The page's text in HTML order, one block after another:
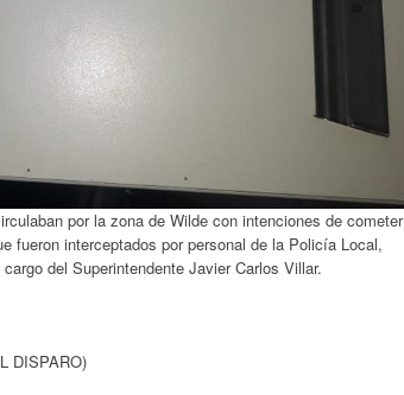
por la zona de Wilde con intenciones de cometer
fueron interceptados por personal de la Policía Local,
del Superintendente Javier Carlos Villar.
DISPARO)